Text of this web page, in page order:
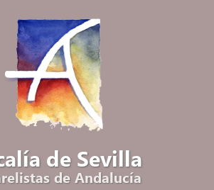
de Sevilla
de Andalucía